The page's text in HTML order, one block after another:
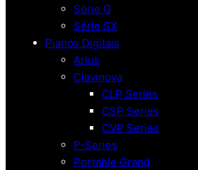
Série G
Série SX
Pianos Digitais
Arius
Clavinova
CLP Series
CSP Series
CVP Series
P-Series
Portable Grand